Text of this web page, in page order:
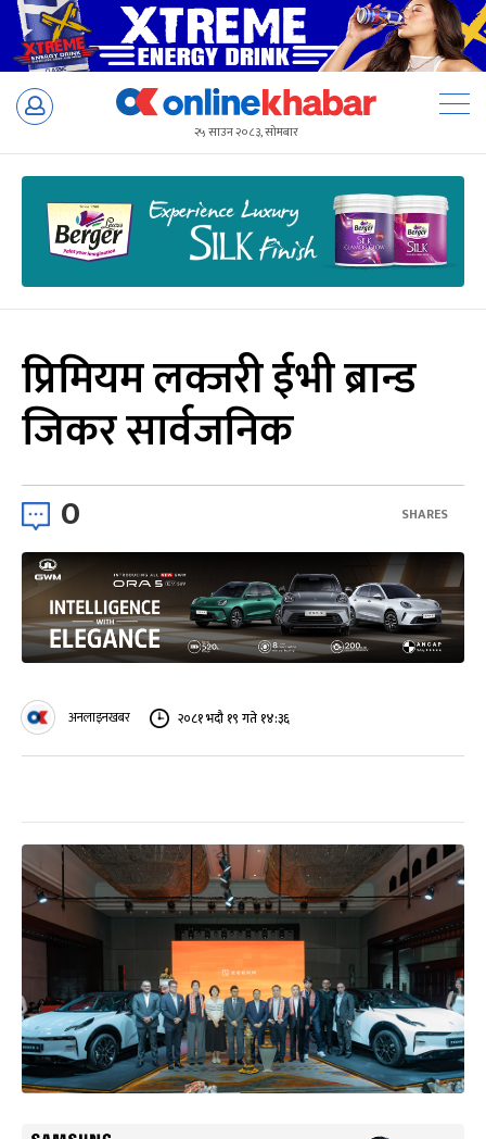
Skip
२५ साउन २०८३, सोमबार
प्रिमियम लक्जरी ईभी ब्रान्ड
जिकर सार्वजनिक
0 SHARES
अनलाइनखबर २०८१ भदौ १९ गते १४:३६